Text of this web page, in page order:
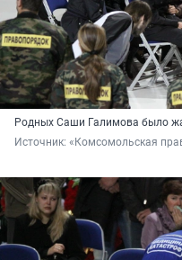
Родных Саши Галимова было
Источник: «Комсомольская